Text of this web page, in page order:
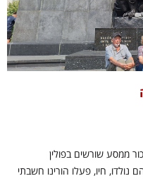
ממסע שורשים בפולין
חיו, פעלו הורינו חשבתי